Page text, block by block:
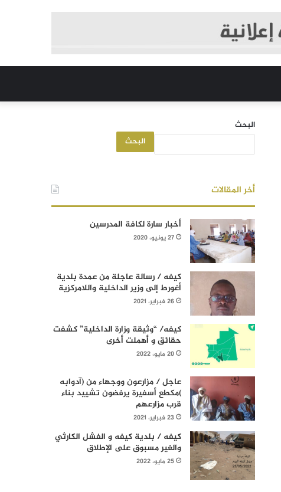
البحث
البحث
أخر المقالات
أخبار سارة لكافة المدرسين
27 يونيو، 2020
كيفه / رسالة عاجلة من عمدة بلدية
أغورط إلى وزير الداخلية واللامركزية
26 فبراير، 2021
كيفه/ “وثيقة وزارة الداخلية” كشفت
حقائق و أهملت أخرى
20 مايو، 2022
عاجل / مزارعون ووجهاء من (آدوابه
)مكطع أسفيرة يرفضون تشييد بناء
قرب مزارعهم
23 فبراير، 2021
كيفه / بلدية كيفه و الفشل الكارثي
والغير مسبوق على الإطلاق
25 مايو، 2022